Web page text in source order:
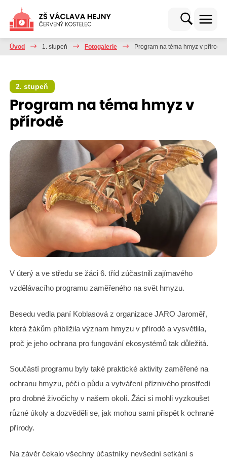
Úvod 1. stupeň Fotogalerie Program na téma hmyz v přírodě
2. stupeň
Program na téma hmyz v
přírodě
V úterý a ve středu se žáci 6. tříd zúčastnili zajímavého
vzdělávacího programu zaměřeného na svět hmyzu.
Besedu vedla paní Koblasová z organizace JARO Jaroměř,
která žákům přiblížila význam hmyzu v přírodě a vysvětlila,
proč je jeho ochrana pro fungování ekosystémů tak důležitá.
Součástí programu byly také praktické aktivity zaměřené na
ochranu hmyzu, péči o půdu a vytváření příznivého prostředí
pro drobné živočichy v našem okolí. Žáci si mohli vyzkoušet
různé úkoly a dozvěděli se, jak mohou sami přispět k ochraně
přírody.
Na závěr čekalo všechny účastníky nevšední setkání s